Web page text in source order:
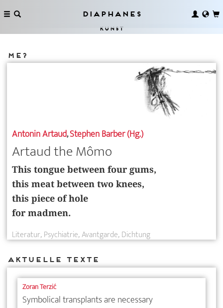
Diaphanes
Kunst
Me?
Antonin Artaud,Stephen Barber (Hg.)
Artaud the Mômo
This tongue between four gums,
this meat between two knees,
this piece of hole
for madmen.
Literatur Psychiatrie Avantgarde Dichtung
Aktuelle Texte
Zoran Terzić
Symbolical transplants are necessary